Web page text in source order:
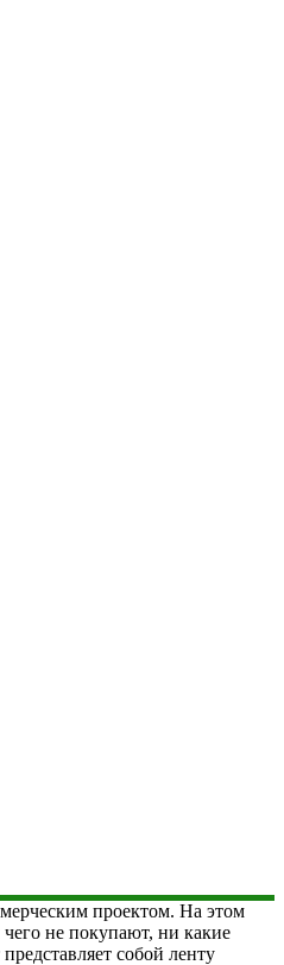
проектом. На этом
не покупают, ни какие
собой ленту